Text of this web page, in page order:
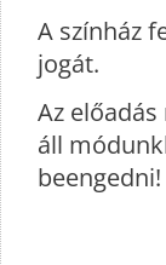
A színház
jogát.
Az
áll
beengedni!